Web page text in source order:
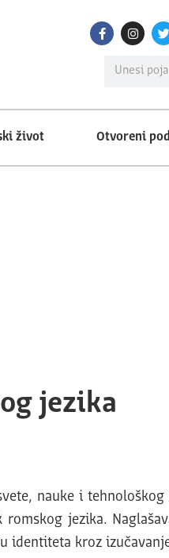
život Otvoreni
jezika
nauke i
jezika.
kroz